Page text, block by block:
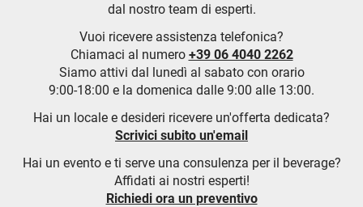
dal nostro team di esperti.
Vuoi ricevere assistenza telefonica?
Chiamaci al numero +39 06 4040 2262
Siamo attivi dal lunedì al sabato con orario
9:00-18:00 e la domenica dalle 9:00 alle 13:00.
Hai un locale e desideri ricevere un'offerta dedicata?
Scrivici subito un'email
Hai un evento e ti serve una consulenza per il beverage?
Affidati ai nostri esperti!
Richiedi ora un preventivo